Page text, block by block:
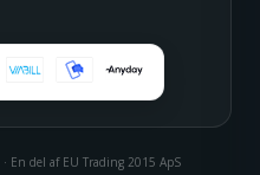
En del af EU Trading 2015 ApS